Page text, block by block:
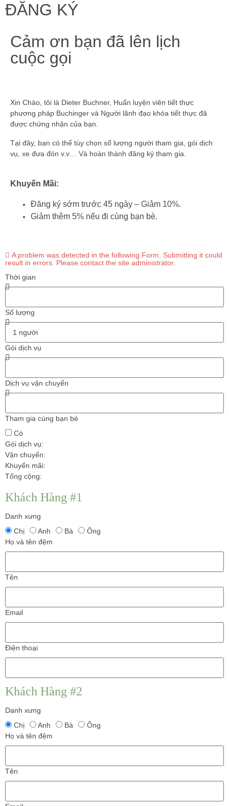
ĐĂNG KÝ
Cảm ơn bạn đã lên lịch
cuộc gọi
Xin Chào, tôi là Dieter Buchner, Huấn luyện viên tiết thực
phương pháp Buchinger và Người lãnh đạo khóa tiết thực đã
được chứng nhận của bạn.
Tại đây, bạn có thể tùy chọn số lượng người tham gia, gói dịch
vụ, xe đưa đón v.v… Và hoàn thành đăng ký tham gia.
Khuyến Mãi:
Đăng ký sớm trước 45 ngày – Giảm 10%.
Giảm thêm 5% nếu đi cùng bạn bè.
A problem was detected in the following Form. Submitting it could
result in errors. Please contact the site administrator.
Thời gian
Số lượng
Gói dịch vụ
Dịch vụ vận chuyển
Tham gia cùng bạn bè
Có
Gói dịch vụ:
Vận chuyển:
Khuyến mãi:
Tổng cộng:
Khách Hàng #1
Danh xưng
Chị
Anh Bà
Ông
Họ và tên đệm
Tên
Email
Điện thoại
Khách Hàng #2
Danh xưng
Chị
Anh Bà
Ông
Họ và tên đệm
Tên